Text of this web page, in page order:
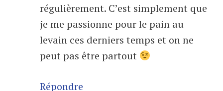
régulièrement. C’est simplement que
je me passionne pour le pain au
levain ces derniers temps et on ne
peut pas être partout
Répondre